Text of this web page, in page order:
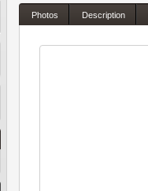
Photos Description